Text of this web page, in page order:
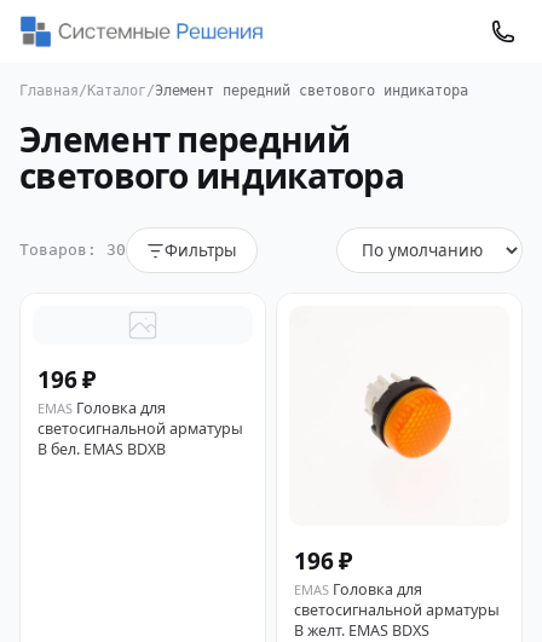
Главная/ Каталог/Элемент передний светового индикатора
Элемент передний
светового индикатора
Товаров: 30 Фильтры
196 ₽
EMAS Головка для
светосигнальной арматуры
B бел. EMAS BDXB
196 ₽
EMAS Головка для
светосигнальной арматуры
B желт. EMAS BDXS